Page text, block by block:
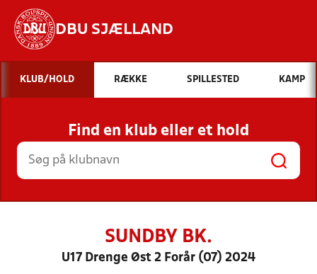
DBU SJÆLLAND
Hvad vil du søge efter?
INDHOLD OG NYHEDER
STILLINGER, RESULTATER, KLUBBER OG
HOLD
KLUB/HOLD RÆKKE SPILLESTED KAMP
Find en klub eller et hold
SUNDBY BK.
U17 Drenge Øst 2 Forår (07) 2024